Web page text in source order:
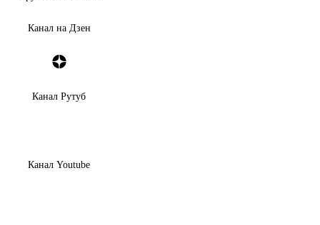
Канал на Дзен
Канал Рутуб
Канал Youtube